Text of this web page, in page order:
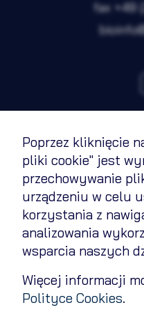
Poprzez kliknięcie
pliki cookie" jest
przechowywanie
urządzeniu w celu
korzystania z
analizowania
wsparcia naszych
Więcej informacji
Polityce Cookies.
fax +48
Polityka
Zmień